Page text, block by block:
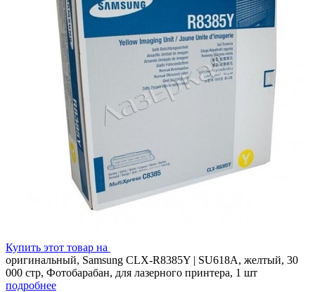
Купить этот товар на
оригинальный, Samsung CLX-R8385Y | SU618A, желтый, 30
000 стр, Фотобарабан, для лазерного принтера, 1 шт
подробнее